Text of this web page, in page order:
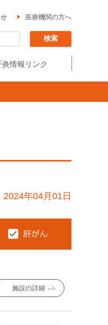
医療機関の方へ
炎情報リンク
年04月01日
施設の詳細